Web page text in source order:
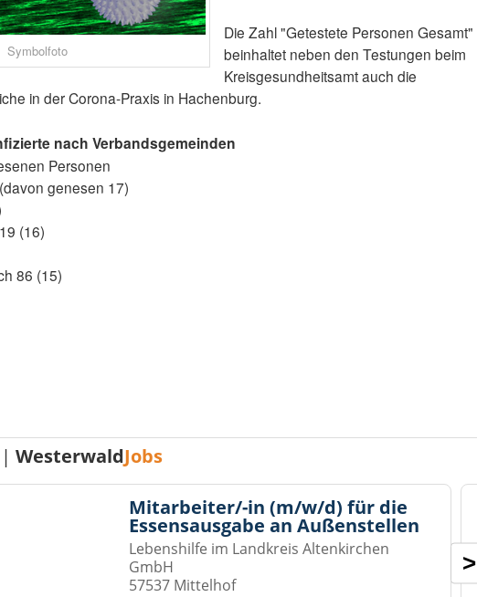
Symbolfoto
Die Zahl "Getestete Personen Gesamt"
beinhaltet neben den Testungen beim
Kreisgesundheitsamt auch die
in der Corona-Praxis in Hachenburg.
nach Verbandsgemeinden
Personen
genesen 17)
(16)
86 (15)
|WesterwaldJobs
Mitarbeiter/-in (m/w/d) für die
Essensausgabe an Außenstellen
Lebenshilfe im Landkreis Altenkirchen
GmbH
57537 Mittelhof
>